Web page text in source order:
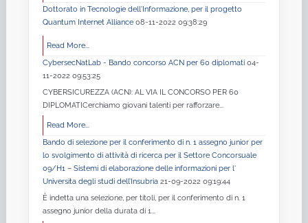
Dottorato in Tecnologie dell'Informazione, per il progetto
Quantum Internet Alliance 08-11-2022 09:38:29
Read More...
CybersecNatLab - Bando concorso ACN per 60 diplomati 04-
11-2022 09:53:25
CYBERSICUREZZA (ACN): AL VIA IL CONCORSO PER 60
DIPLOMATICerchiamo giovani talenti per rafforzare...
Read More...
Bando di selezione per il conferimento di n. 1 assegno junior per
lo svolgimento di attività di ricerca per il Settore Concorsuale
09/H1 – Sistemi di elaborazione delle informazioni per l'
Universita degli studi dell’Insubria 21-09-2022 09:19:44
È indetta una selezione, per titoli, per il conferimento di n. 1
assegno junior della durata di 1...